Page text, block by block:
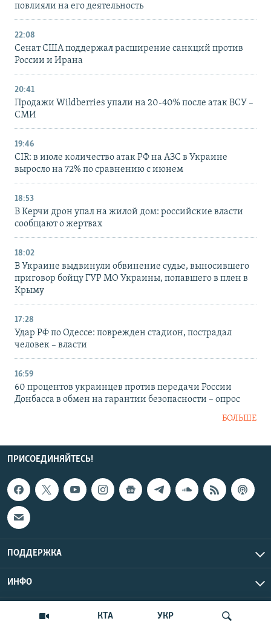
КТА УКР
повлияли на его деятельность
22:08
Сенат США поддержал расширение санкций против
России и Ирана
20:41
Продажи Wildberries упали на 20-40% после атак ВСУ –
СМИ
19:46
CIR: в июле количество атак РФ на АЗС в Украине
выросло на 72% по сравнению с июнем
18:53
В Керчи дрон упал на жилой дом: российские власти
сообщают о жертвах
18:02
В Украине выдвинули обвинение судье, выносившего
приговор бойцу ГУР МО Украины, попавшего в плен в
Крыму
17:28
Удар РФ по Одессе: поврежден стадион, пострадал
человек – власти
16:59
60 процентов украинцев против передачи России
Донбасса в обмен на гарантии безопасности – опрос
БОЛЬШЕ
ПРИСОЕДИНЯЙТЕСЬ!
ПОДДЕРЖКА
ИНФО
Copyright Крым.Реалии, 2026 | Все права защищены.
UTC+3